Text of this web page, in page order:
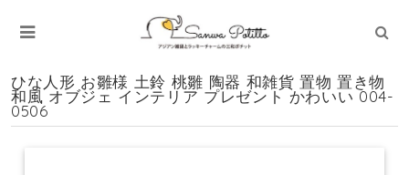
ひな人形 お雛様 土鈴 桃雛 陶器 和雑貨 置物 置き物
和風 オブジェ インテリア プレゼント かわいい 004-
0506